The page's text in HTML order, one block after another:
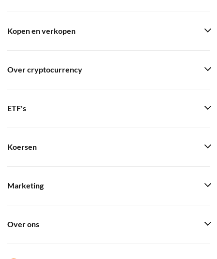
Kopen en verkopen
Over cryptocurrency
ETF's
Koersen
Marketing
Over ons